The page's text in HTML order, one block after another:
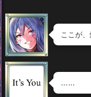
ここが
……